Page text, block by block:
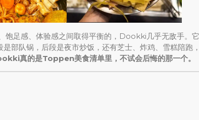
足感、体验感之间取得平衡的，Dookki几乎无敌手。它
部队锅，后段是夜市炒饭，还有芝士、炸鸡、雪糕陪跑，
真的是Toppen美食清单里，不试会后悔的那一个。